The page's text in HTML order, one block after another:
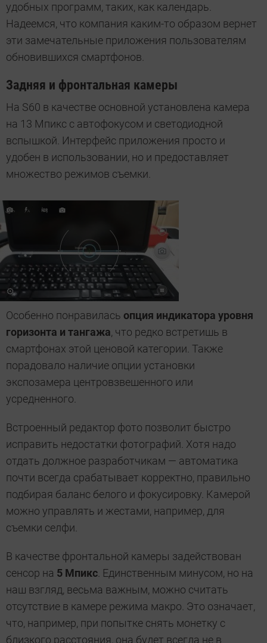
удобных программ, таких, как календарь.
Надеемся, что компания каким-то образом вернет
эти замечательные приложения пользователям
обновившихся смартфонов.
Задняя и фронтальная камеры
На S60 в качестве основной установлена камера
на 13 Мпикс с автофокусом и светодиодной
вспышкой. Интерфейс приложения просто и
удобен в использовании, но и предоставляет
множество режимов съемки.
Особенно понравилась опция индикатора уровня
горизонта и тангажа, что редко встретишь в
смартфонах этой ценовой категории. Также
порадовало наличие опции установки
экспозамера центровзвешенного или
усредненного.
Встроенный редактор фото позволит быстро
исправить недостатки фотографий. Хотя надо
отдать должное разработчикам — автоматика
почти всегда срабатывает корректно, правильно
подбирая баланс белого и фокусировку. Камерой
можно управлять и жестами, например, для
съемки селфи.
В качестве фронтальной камеры задействован
сенсор на 5 Мпикс. Единственным минусом, но на
наш взгляд, весьма важным, можно считать
отсутствие в камере режима макро. Это означает,
что, например, при попытке снять монетку с
близкого расстояния, она будет всегда не в